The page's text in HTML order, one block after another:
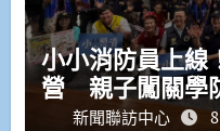
小小消防員上線
營 親子闖關學
新聞聯訪中心